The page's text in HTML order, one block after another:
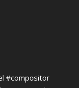
#compositor